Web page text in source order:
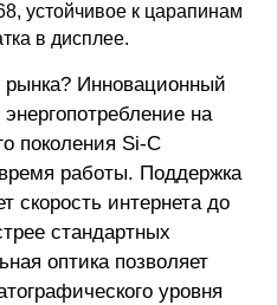
устойчивое к царапинам
в дисплее.
Инновационный
на
поколения Si-C
работы. Поддержка
скорость интернета до
стандартных
оптика позволяет
уровня